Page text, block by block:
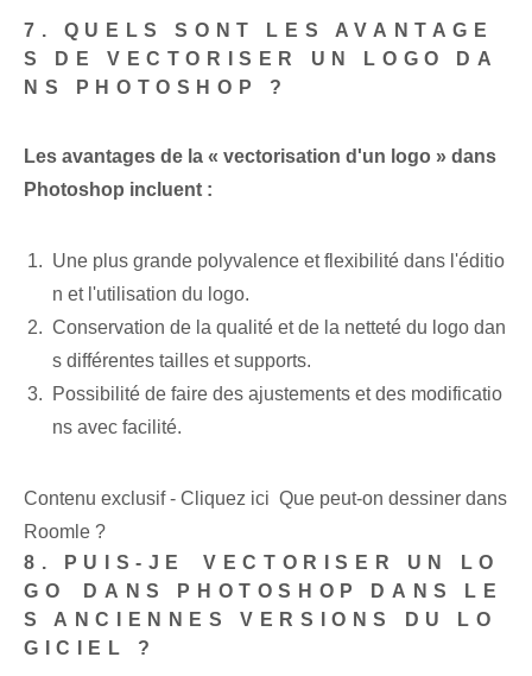
7. QUELS SONT LES AVANTAGE
S DE VECTORISER UN LOGO DA
NS PHOTOSHOP ?
Les avantages de la « vectorisation d'un logo » dans
Photoshop‍ incluent :
Une plus grande polyvalence et flexibilité dans l'éditio
n et l'utilisation⁢ du⁢ logo.
Conservation​ de la qualité et de la netteté du logo dan
s différentes tailles⁢ et⁢ supports.
Possibilité de faire des ajustements et des modificatio
ns avec facilité.
Contenu exclusif - Cliquez ici Que peut-on dessiner dans
Roomle ?
8.‍ PUIS-JE ⁤VECTORISER UN LO
GO⁤ DANS PHOTOSHOP DANS LE
S ANCIENNES VERSIONS DU LO
GICIEL ?